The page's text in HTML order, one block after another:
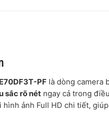
PF là dòng camera
sắc rõ nét ngay cả trong
ảnh Full HD chi tiết,